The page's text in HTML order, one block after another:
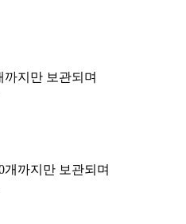
까지만 보관되며
개까지만 보관되며